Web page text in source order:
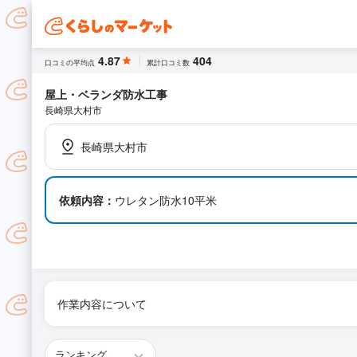
口コミの平均点 4.87 累計口コミ数 404
屋上・ベランダ防水工事
長崎県大村市
長崎県大村市
依頼内容： ウレタン防水10平米
作業内容について